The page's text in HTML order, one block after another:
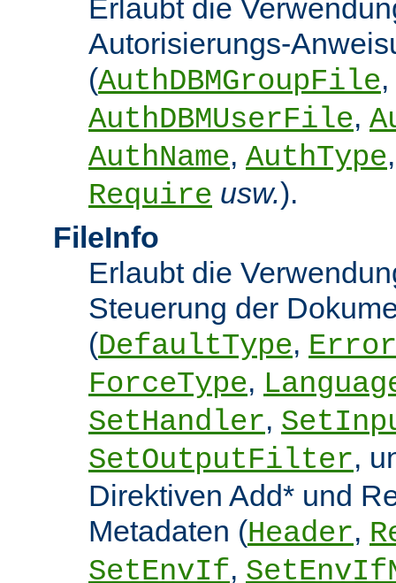
Erlaubt die
Autorisierungs-
(AuthDBMGroupFile,
AuthDBMUserFile,
AuthName, AuthType
Require usw.).
FileInfo
Erlaubt die
Steuerung der
(DefaultType,
ForceType,
SetHandler,
SetOutputFilter,
Direktiven Add* und
Metadaten (Header,
SetEnvIf,